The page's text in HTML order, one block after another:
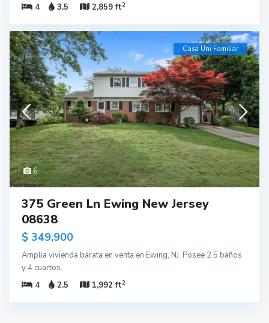
4
3.5 2,859 ft2
6
Casa Uni Familiar
375 Green Ln Ewing New Jersey
08638
$ 349,900
Amplia vivienda barata en venta en Ewing, NJ. Posee 2.5 baños
y 4 cuartos.
4
2.5 1,992 ft2